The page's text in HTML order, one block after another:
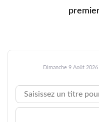
Dimanche 9 Août 2026